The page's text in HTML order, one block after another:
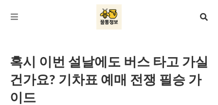
혹시 이번 설날에도 버스 타고 가실
건가요? 기차표 예매 전쟁 필승 가
이드